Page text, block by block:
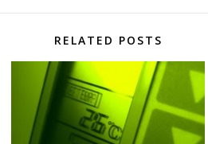
RELATED POSTS